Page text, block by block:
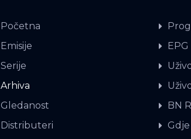
Početna
Emisije
Serije
Arhiva
Gledanost
Distributeri
EPG
BN